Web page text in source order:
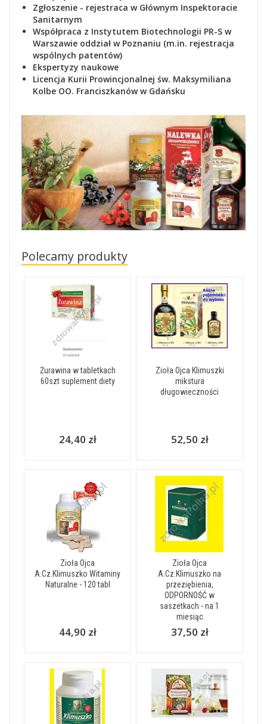
Zgłoszenie - rejestraca w Głównym Inspektoracie
Sanitarnym
Współpraca z Instytutem Biotechnologii PR-S w
Warszawie oddział w Poznaniu (m.in. rejestracja
wspólnych patentów)
Ekspertyzy naukowe
Licencja Kurii Prowincjonalnej św. Maksymiliana
Kolbe OO. Franciszkanów w Gdańsku
Polecamy produkty
Żurawina w tabletkach
60szt suplement diety
24,40 zł
Zioła Ojca Klimuszki
mikstura
długowieczności
52,50 zł
Zioła Ojca
A.Cz.Klimuszko Witaminy
Naturalne - 120 tabl
44,90 zł
Zioła Ojca
A.Cz.Klimuszko na
przeziębienia,
ODPORNOŚĆ w
saszetkach - na 1
miesiąc
37,50 zł